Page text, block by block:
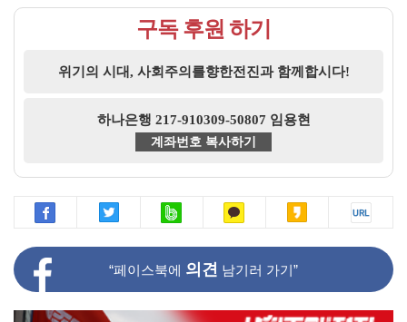
구독 후원 하기
위기의 시대, 사회주의를향한전진과 함께합시다!
하나은행 217-910309-50807 임용현
계좌번호 복사하기
“페이스북에 의견 남기러 가기”